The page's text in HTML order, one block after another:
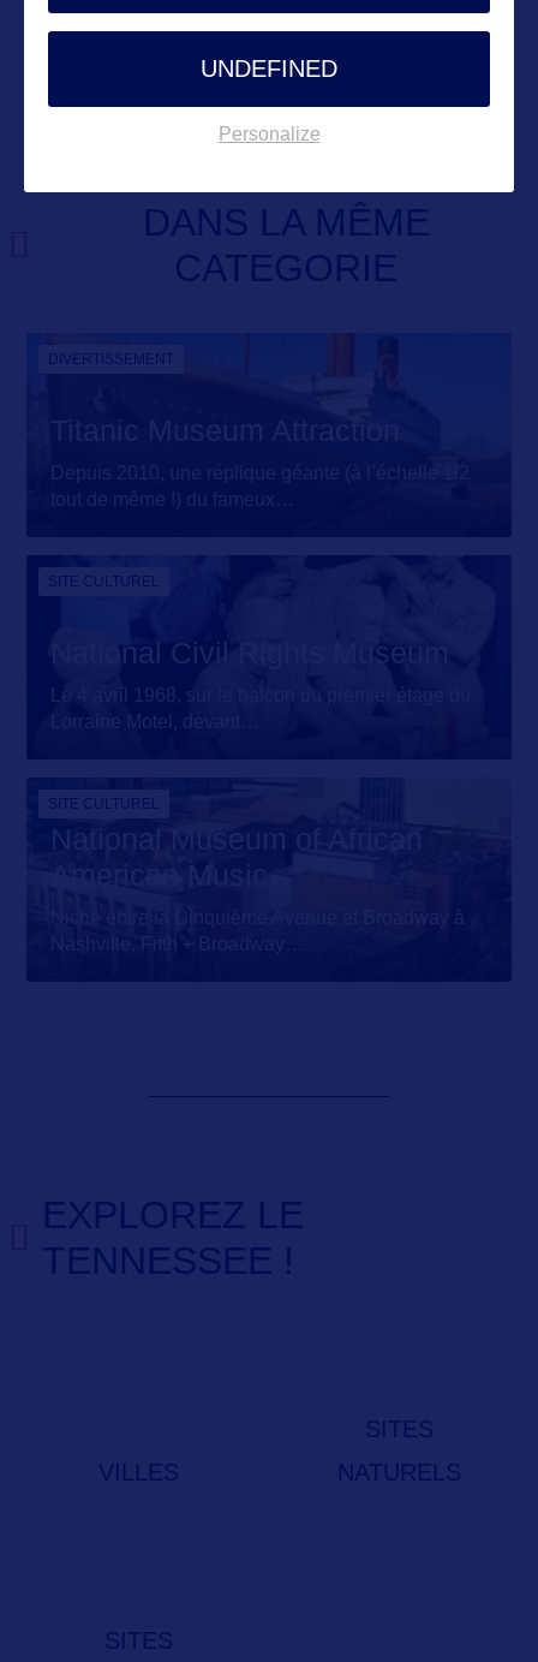
VOIR LE SITE
DANS LA MÊME
CATEGORIE
DIVERTISSEMENT
tout de même !) du fameux
SITE CULTUREL
National Civil Rights Museum
Le 4 avril 1968, sur le balcon du premier étage du
Lorraine Motel, devant
SITE CULTUREL
National Museum of African
American Music
Niché entre la Cinquième Avenue et Broadway à
Nashville, Fifth + Broadway
EXPLOREZ LE
TENNESSEE !
VILLES
SITES
NATURELS
SITES
UNDEFINED
Personalize